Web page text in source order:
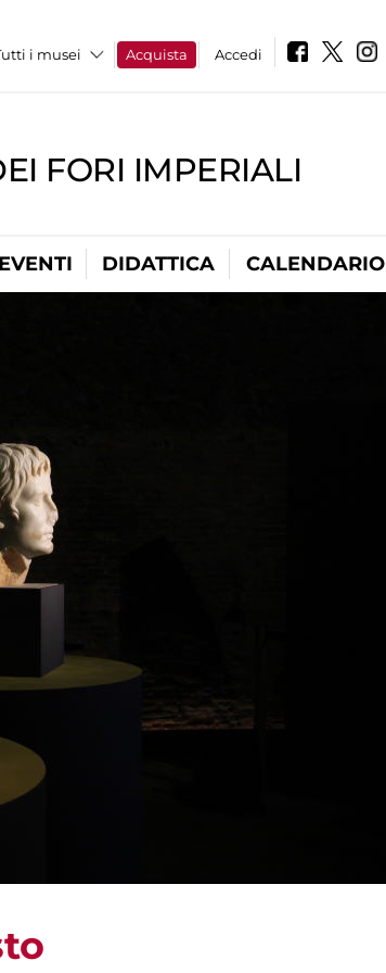
i musei Acquista Accedi
FORI IMPERIALI
EVENTI DIDATTICA CALENDARIO